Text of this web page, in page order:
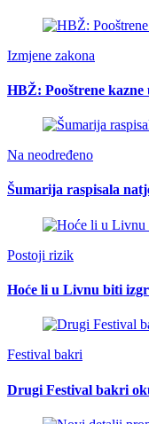
Izmjene zakona
HBŽ: Pooštrene
Na neodređeno
Šumarija raspisala
Postoji rizik
Hoće li u Livnu biti
Festival bakri
Drugi Festival bakri